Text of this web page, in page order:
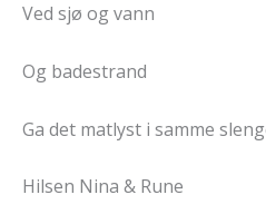
Ved sjø og vann
Og badestrand
Ga det matlyst i samme
Hilsen Nina & Rune